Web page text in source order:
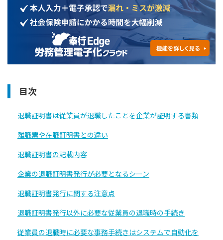
目次
退職証明書は従業員が退職したことを企業が証明する書類
離職票や在職証明書との違い
退職証明書の記載内容
企業の退職証明書発行が必要となるシーン
退職証明書発行に関する注意点
退職証明書発行以外に必要な従業員の退職時の手続き
従業員の退職時に必要な事務手続きはシステムで自動化を